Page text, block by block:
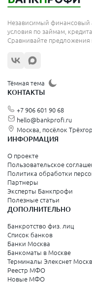
Независимый финансовый
условия по займам,
Сравнивайте предложения
Тёмная тема
КОНТАКТЫ
+7 906 601 90 68
hello@bankprofi.ru
Москва, посёлок
ИНФОРМАЦИЯ
О проекте
Пользовательское
Политика обработки
Партнеры
Эксперты Банкпрофи
Полезные статьи
ДОПОЛНИТЕЛЬНО
Банкротство физ. лиц
Список банков
Банки Москва
Банкоматы в Москве
Терминалы Элекснет
Реестр МФО
Новые МФО